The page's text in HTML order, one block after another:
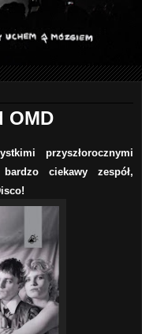
OMD
przyszłorocznymi
ciekawy zespół,